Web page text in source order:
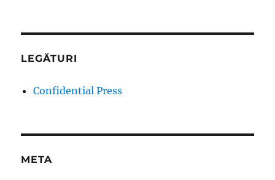
LEGĂTURI
Confidential Press
META